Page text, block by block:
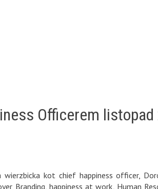
Officerem listopad
wierzbicka kot chief happiness officer,
Branding, happiness at work, Human